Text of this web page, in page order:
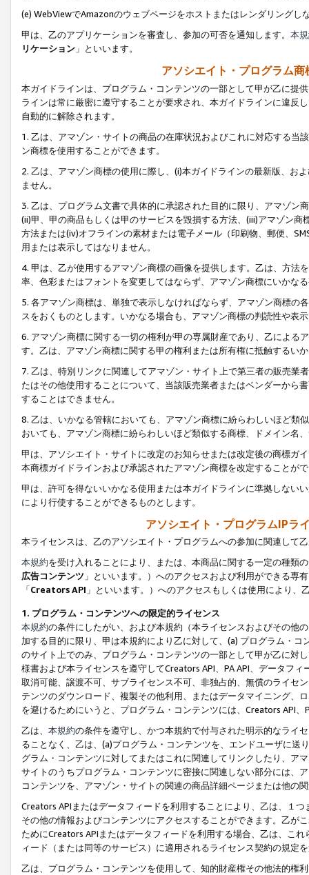
(e) WebViewでAmazonのウェブページをホストまたはレンダリングし
甲は、乙のアプリケーションを審査し、参加の可否を通知します。 本
リケーション 」といいます。
アソシエイト・プログラム
本ガイドラインは、プログラム・コンテンツの一部として甲が乙に提
ラインは常に厳密に遵守することが要求され、本ガイドラインに違反
自動的に解除されます。
1. 乙は、アマゾン・サイトの商品の在庫状況およびこれに対応する
ン商標を使用することができます。
2. 乙は、アマゾン商標の使用に際し、(i)本ガイドラインの最新版、お
ません。
3. 乙は、プログラム文書で具体的に承認された目的に限り、アマゾン
(ii)甲、甲の商品もしくは甲のサービスを毀損する方法、(iii)アマゾン
方法または(iv)オフラインの素材または電子メール（印刷物、郵便、
用または表示してはなりません。
4. 甲は、乙が使用するアマゾン商標の画像を提供します。乙は、方
率、色彩またはフォントを変更してはならず、アマゾン商標にいかな
5. 各アマゾン商標は、単独で表示しなければならず、アマゾン商標
スをおくものとします。いかなる場合も、アマゾン商標の判読性や表
6. アマゾン商標に関する一切の権利が甲の専属財産であり、乙による
す。乙は、アマゾン商標に関する甲の権利または所有権に抵触するい
7. 乙は、特別リンクに関連してアマゾン・サイト上で第三者の販売
たはその他使用することについて、当該販売業者またはベンダーから
することはできません。
8. 乙は、いかなる管轄においても、アマゾン商標に紛らわしいほど類
おいても、アマゾン商標に紛らわしいほど類似する商標、ドメイン名
甲は、アソシエイト・サイトに改定のお知らせまたは改定後の商標ガ
本商標ガイドラインおよび承認されたアマゾン商標を改定することが
甲は、許可を得ないいかなる使用または本ガイドラインに準拠しない
により行使することができるものとします。
アソシエイト・プログラムIPラ
本ライセンスは、乙のアソシエイト・プログラムへの参加に関連して
本規約を受け入れることにより、または、本商品に関する一定の種類
広告コンテンツ 」といいます。）へのアクセスおよび利用ができる専
「Creators API 」といいます。）へのアクセスもしくは使用により
1. プログラム・コンテンツへの限定的ライセンス
本規約の条件にしたがい、および本規約（本ライセンスおよびその他
加する目的に限り、甲は本規約により乙に対して、(a) プログラム・
のサイト上でのみ、プログラム・コンテンツの一部として甲が乙に対
様書および本ライセンスを遵守してCreators API、PA API、データフ
取消可能、譲渡不可、サブライセンス不可、非独占的、無償のライセ
テンツのダウンロード、複製その他利用、またはデータマイニング、
を避けるためにいうと、プログラム・コンテンツには、Creators API
乙は、 本規約の条件を遵守し、かつ本規約で付与された明示的なライ
ることなく、乙は、(a)プログラム・コンテンツを、エンドユーザに
グラム・コンテンツに対してまたはこれに関連してリンクしたり、ア
サイトのうちプログラム・コンテンツに密接に関連しない部分には、
コンテンツを、アマゾン・サイトの関連の商品詳細ページまたは他の
Creators APIまたはデータフィードを利用することにより、乙は、１
その他の情報およびコンテンツにアクセスすることができます。乙が
ためにCreators APIまたはデータフィードを利用する場合、乙は、こ
ィード（または同等のサービス）に適用されるライセンス契約の規定
乙は、プログラム・コンテンツを使用して、知的財産権その他法的権